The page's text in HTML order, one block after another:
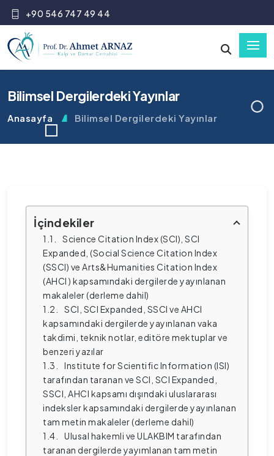
+90 546 747 49 44
Bilimsel Dergilerdeki Yayınlar
Anasayfa Bilimsel Dergilerdeki Yayınlar
İçindekiler
Science Citation Index (SCI), SCI
Expanded, (Social Science Citation Index
(SSCI) ve Arts&Humanities Citation Index
(AHCI ) kapsamındaki dergilerde yayınlanan
makaleler (derleme dahil)
SCI, SCI Expanded, SSCI ve AHCI
kapsamındaki dergilerde yayınlanan vaka
takdimi, teknik notlar, editöre mektuplar ve
benzeri yazılar
Institute for Scientific Information (ISI)
tarafından taranan ve SCI, SCI Expanded,
SSCI, AHCI kapsamı dışındaki uluslararası
indeksler kapsamındaki dergilerde yayınlanan
tam metin makaleler (derleme dahil)
Ulusal hakemli ve ULAKBIM tarafından
taranan dergilerde yayımlanan tam metin